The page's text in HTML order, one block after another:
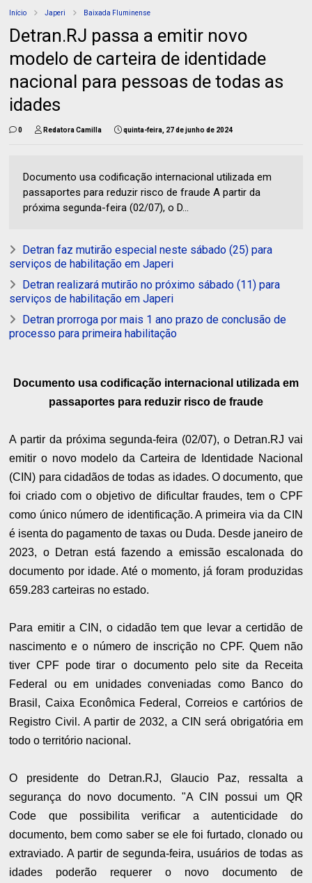
Início Japeri Baixada Fluminense
Detran.RJ passa a emitir novo
modelo de carteira de identidade
nacional para pessoas de todas as
idades
0 Redatora Camilla quinta-feira, 27 de junho de 2024
Documento usa codificação internacional utilizada em
passaportes para reduzir risco de fraude A partir da
próxima segunda-feira (02/07), o D...
Detran faz mutirão especial neste sábado (25) para
serviços de habilitação em Japeri
Detran realizará mutirão no próximo sábado (11) para
serviços de habilitação em Japeri
Detran prorroga por mais 1 ano prazo de conclusão de
processo para primeira habilitação
Documento usa codificação internacional utilizada em
passaportes para reduzir risco de fraude
A partir da próxima segunda-feira (02/07), o Detran.RJ vai
emitir o novo modelo da Carteira de Identidade Nacional
(CIN) para cidadãos de todas as idades. O documento, que
foi criado com o objetivo de dificultar fraudes, tem o CPF
como único número de identificação. A primeira via da CIN
é isenta do pagamento de taxas ou Duda. Desde janeiro de
2023, o Detran está fazendo a emissão escalonada do
documento por idade. Até o momento, já foram produzidas
659.283 carteiras no estado.
Para emitir a CIN, o cidadão tem que levar a certidão de
nascimento e o número de inscrição no CPF. Quem não
tiver CPF pode tirar o documento pelo site da Receita
Federal ou em unidades conveniadas como Banco do
Brasil, Caixa Econômica Federal, Correios e cartórios de
Registro Civil. A partir de 2032, a CIN será obrigatória em
todo o território nacional.
O presidente do Detran.RJ, Glaucio Paz, ressalta a
segurança do novo documento. "A CIN possui um QR
Code que possibilita verificar a autenticidade do
documento, bem como saber se ele foi furtado, clonado ou
extraviado. A partir de segunda-feira, usuários de todas as
idades poderão requerer o novo documento de